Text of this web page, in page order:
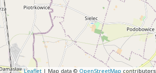
Leaflet | Map data © OpenStreetMap contributors